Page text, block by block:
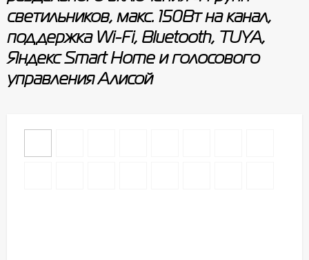
светильников, макс. 150Вт на канал,
поддержка Wi-Fi, Bluetooth, TUYA,
Яндекс Smart Home и голосового
управления Алисой